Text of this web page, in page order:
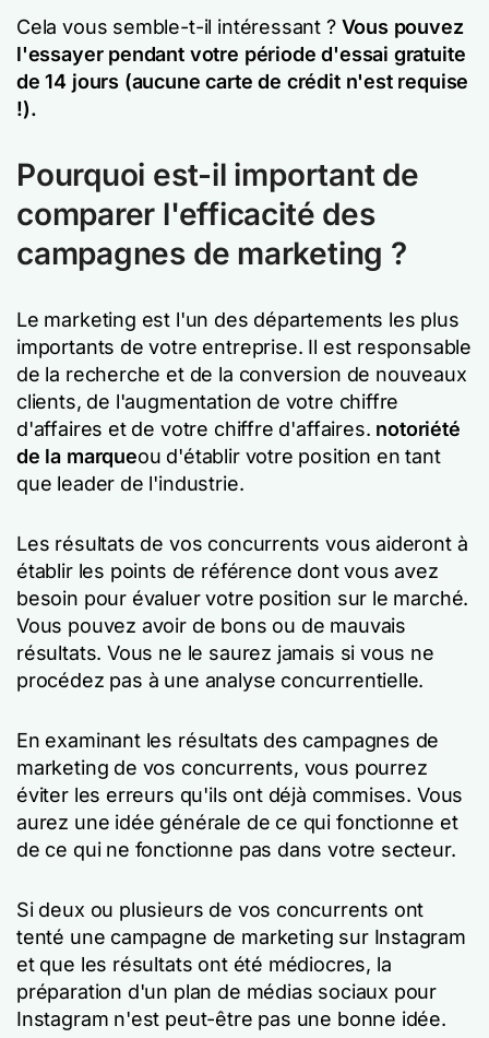
Cela vous semble-t-il intéressant ? Vous pouvez
l'essayer pendant votre période d'essai gratuite
de 14 jours (aucune carte de crédit n'est requise
!).
Pourquoi est-il important de
comparer l'efficacité des
campagnes de marketing ?
Le marketing est l'un des départements les plus
importants de votre entreprise. Il est responsable
de la recherche et de la conversion de nouveaux
clients, de l'augmentation de votre chiffre
d'affaires et de votre chiffre d'affaires. notoriété
de la marqueou d'établir votre position en tant
que leader de l'industrie.
Les résultats de vos concurrents vous aideront à
établir les points de référence dont vous avez
besoin pour évaluer votre position sur le marché.
Vous pouvez avoir de bons ou de mauvais
résultats. Vous ne le saurez jamais si vous ne
procédez pas à une analyse concurrentielle.
En examinant les résultats des campagnes de
marketing de vos concurrents, vous pourrez
éviter les erreurs qu'ils ont déjà commises. Vous
aurez une idée générale de ce qui fonctionne et
de ce qui ne fonctionne pas dans votre secteur.
Si deux ou plusieurs de vos concurrents ont
tenté une campagne de marketing sur Instagram
et que les résultats ont été médiocres, la
préparation d'un plan de médias sociaux pour
Instagram n'est peut-être pas une bonne idée.